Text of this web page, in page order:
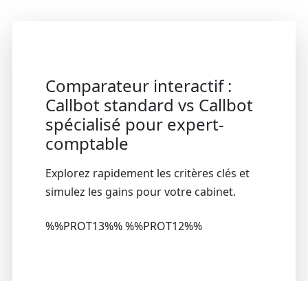
Comparateur interactif :
Callbot standard vs Callbot
spécialisé pour expert-
comptable
Explorez rapidement les critères clés et
simulez les gains pour votre cabinet.
%%PROT13%% %%PROT12%%